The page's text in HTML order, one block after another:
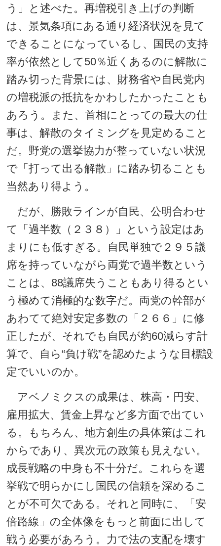
う」と述べた。再増税引き上げの判断
は、景気条項にある通り経済状況を見て
できることになっているし、国民の支持
率が依然として50％近くあるのに解散に
踏み切った背景には、財務省や自民党内
の増税派の抵抗をかわしたかったことも
あろう。また、首相にとっての最大の仕
事は、解散のタイミングを見定めること
だ。野党の選挙協力が整っていない状況
で「打って出る解散」に踏み切ることも
当然あり得よう。
だが、勝敗ラインが自民、公明合わせ
て「過半数（２３８）」という設定はあ
まりにも低すぎる。自民単独で２９５議
席を持っていながら両党で過半数という
ことは、88議席失うこともあり得るとい
う極めて消極的な数字だ。両党の幹部が
あわてて絶対安定多数の「２６６」に修
正したが、それでも自民が約60減らす計
算で、自ら“負け戦”を認めたような目標設
定でいいのか。
アベノミクスの成果は、株高・円安、
雇用拡大、賃金上昇など多方面で出てい
る。もちろん、地方創生の具体策はこれ
からであり、異次元の政策も見えない。
成長戦略の中身も不十分だ。これらを選
挙戦で明らかにし国民の信頼を深めるこ
とが不可欠である。それと同時に、「安
倍路線」の全体像をもっと前面に出して
戦う必要があろう。力で法の支配を壊す